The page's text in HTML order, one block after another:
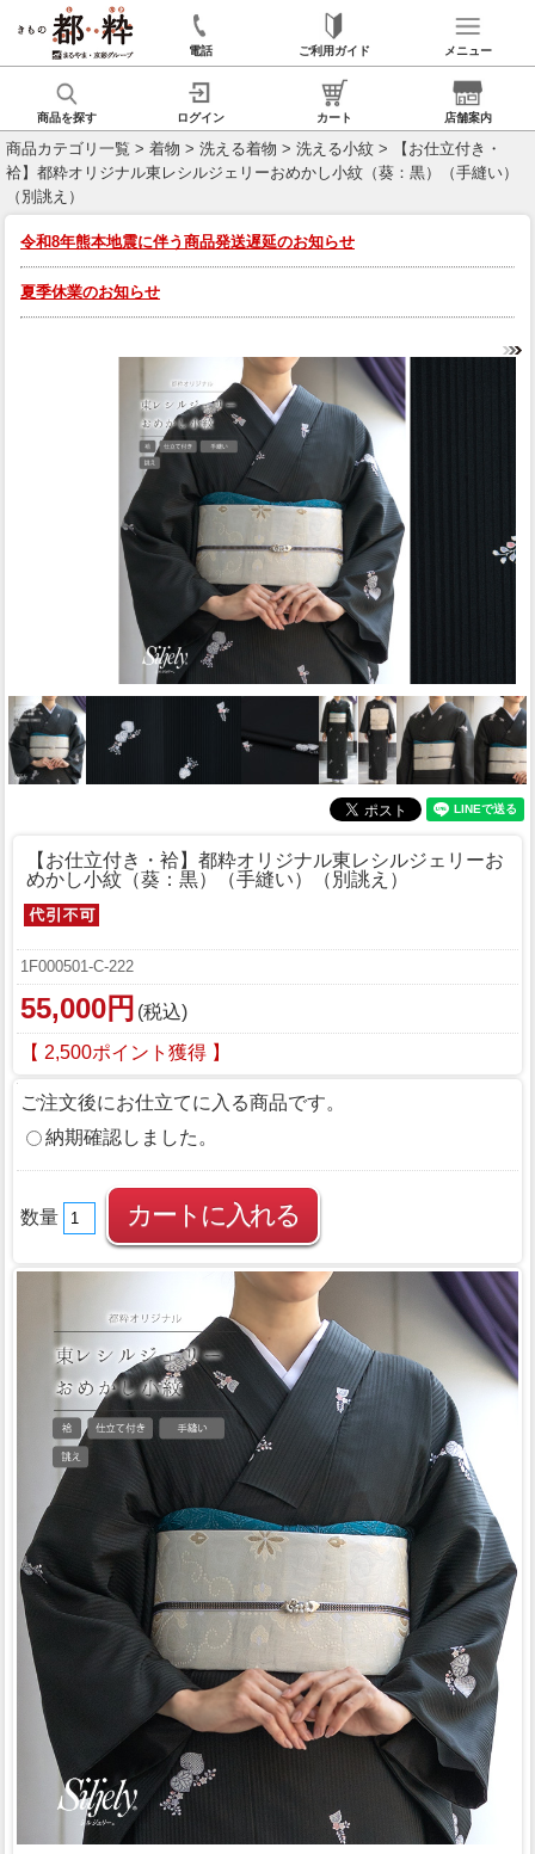
電話 ご利用ガイド メニュー
商品を探す ログイン カート 店舗案内
商品カテゴリ一覧 > 着物 > 洗える着物 > 洗える小紋 > 【お仕立付き・
袷】都粋オリジナル東レシルジェリーおめかし小紋（葵：黒）（手縫い）
（別誂え）
令和8年熊本地震に伴う商品発送遅延のお知らせ
夏季休業のお知らせ
【お仕立付き・袷】都粋オリジナル東レシルジェリーお
めかし小紋（葵：黒）（手縫い）（別誂え）
1F000501-C-222
55,000円 (税込)
【 2,500ポイント獲得 】
ご注文後にお仕立てに入る商品です。
納期確認しました。
数量